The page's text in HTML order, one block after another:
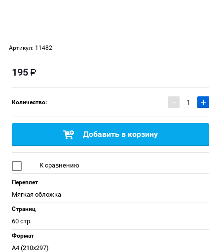
Артикул: 11482
195
Количество: − +
Добавить в корзину
К сравнению
Переплет
Мягкая обложка
Страниц
60 стр.
Формат
А4 (210x297)